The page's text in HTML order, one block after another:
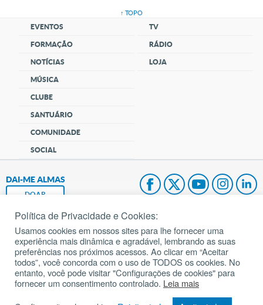
↑ TOPO
EVENTOS
FORMAÇÃO
NOTÍCIAS
MÚSICA
CLUBE
SANTUÁRIO
COMUNIDADE
SOCIAL
TV
RÁDIO
LOJA
DAI-ME ALMAS
DOAR
Fundação João Paulo II
Pedido de Oração
Mapa do site
Política de Privacidade e Cookies:
Usamos cookies em nossos sites para lhe fornecer uma
experiência mais dinâmica e agradável, lembrando as suas
preferências nos próximos acessos. Ao clicar em “Aceitar
todos”, você concorda com o uso de TODOS os cookies. No
entanto, você pode visitar "Configurações de cookies" para
fornecer um consentimento controlado. Leia mais